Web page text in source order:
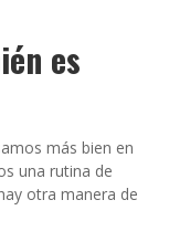
es
más bien en
una rutina de
otra manera de